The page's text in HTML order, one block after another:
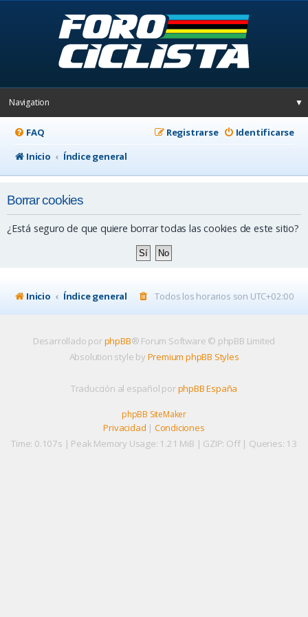
Navigation ▼
FAQ Identificarse
Registrarse
Inicio
Índice general
Borrar cookies
¿Está seguro de que quiere borrar todas las cookies de este sitio?
Inicio Índice general Todos los horarios son UTC+02:00
Desarrollado porphpBB® Forum Software © phpBB Limited
Absolution style by Premium phpBB Styles
Traducción al español porphpBB España
phpBB SiteMaker
Privacidad | Condiciones
Time: 0.107s | Peak Memory Usage: 1.21 MiB | GZIP: Off | Queries: 13